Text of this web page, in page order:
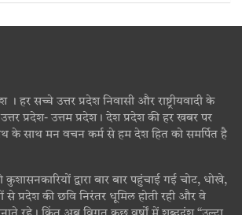
। हर सच्चे उत्तर प्रदेश निवासी और राष्ट्रीयवादी के
प्रदेश- उत्तम प्रदेश। देश प्रदेश की हर खबर पर
के साथ मन वचन कर्म से हम देश हित को समर्पित है
कुशासनकारियों द्वारा बार बार पहुंचाई गई चोट, धोखे,
से प्रदेश की छवि निरंतर धूमिल होती रही और वे